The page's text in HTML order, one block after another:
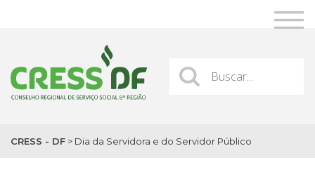
CRESS - DF > Dia da Servidora e do Servidor Público